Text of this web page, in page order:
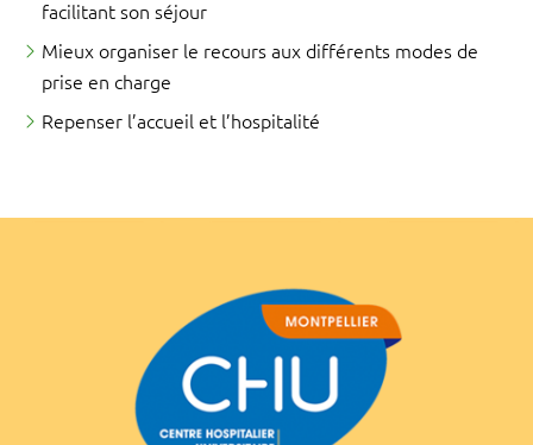
facilitant son séjour
Mieux organiser le recours aux différents modes de
prise en charge
Repenser l’accueil et l’hospitalité